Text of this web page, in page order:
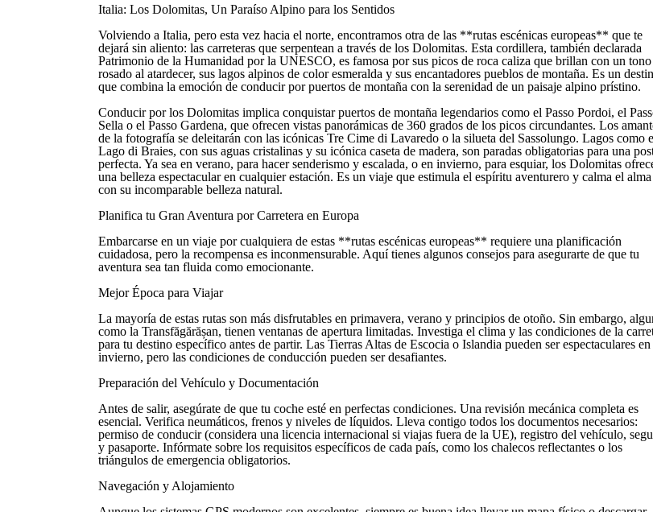
Italia: Los Dolomitas, Un Paraíso Alpino para los Sentidos
Volviendo a Italia, pero esta vez hacia el norte, encontramos otra de las **rutas escénicas europeas** que te
dejará sin aliento: las carreteras que serpentean a través de los Dolomitas. Esta cordillera, también declarada
Patrimonio de la Humanidad por la UNESCO, es famosa por sus picos de roca caliza que brillan con un tono
rosado al atardecer, sus lagos alpinos de color esmeralda y sus encantadores pueblos de montaña. Es un
que combina la emoción de conducir por puertos de montaña con la serenidad de un paisaje alpino prístino.
Conducir por los Dolomitas implica conquistar puertos de montaña legendarios como el Passo Pordoi, el
Sella o el Passo Gardena, que ofrecen vistas panorámicas de 360 grados de los picos circundantes. Los
de la fotografía se deleitarán con las icónicas Tre Cime di Lavaredo o la silueta del Sassolungo. Lagos como
Lago di Braies, con sus aguas cristalinas y su icónica caseta de madera, son paradas obligatorias para una
perfecta. Ya sea en verano, para hacer senderismo y escalada, o en invierno, para esquiar, los Dolomitas
una belleza espectacular en cualquier estación. Es un viaje que estimula el espíritu aventurero y calma el alma
con su incomparable belleza natural.
Planifica tu Gran Aventura por Carretera en Europa
Embarcarse en un viaje por cualquiera de estas **rutas escénicas europeas** requiere una planificación
cuidadosa, pero la recompensa es inconmensurable. Aquí tienes algunos consejos para asegurarte de que tu
aventura sea tan fluida como emocionante.
Mejor Época para Viajar
La mayoría de estas rutas son más disfrutables en primavera, verano y principios de otoño. Sin embargo,
como la Transfăgărășan, tienen ventanas de apertura limitadas. Investiga el clima y las condiciones de la
para tu destino específico antes de partir. Las Tierras Altas de Escocia o Islandia pueden ser espectaculares en
invierno, pero las condiciones de conducción pueden ser desafiantes.
Preparación del Vehículo y Documentación
Antes de salir, asegúrate de que tu coche esté en perfectas condiciones. Una revisión mecánica completa es
esencial. Verifica neumáticos, frenos y niveles de líquidos. Lleva contigo todos los documentos necesarios:
permiso de conducir (considera una licencia internacional si viajas fuera de la UE), registro del vehículo,
y pasaporte. Infórmate sobre los requisitos específicos de cada país, como los chalecos reflectantes o los
triángulos de emergencia obligatorios.
Navegación y Alojamiento